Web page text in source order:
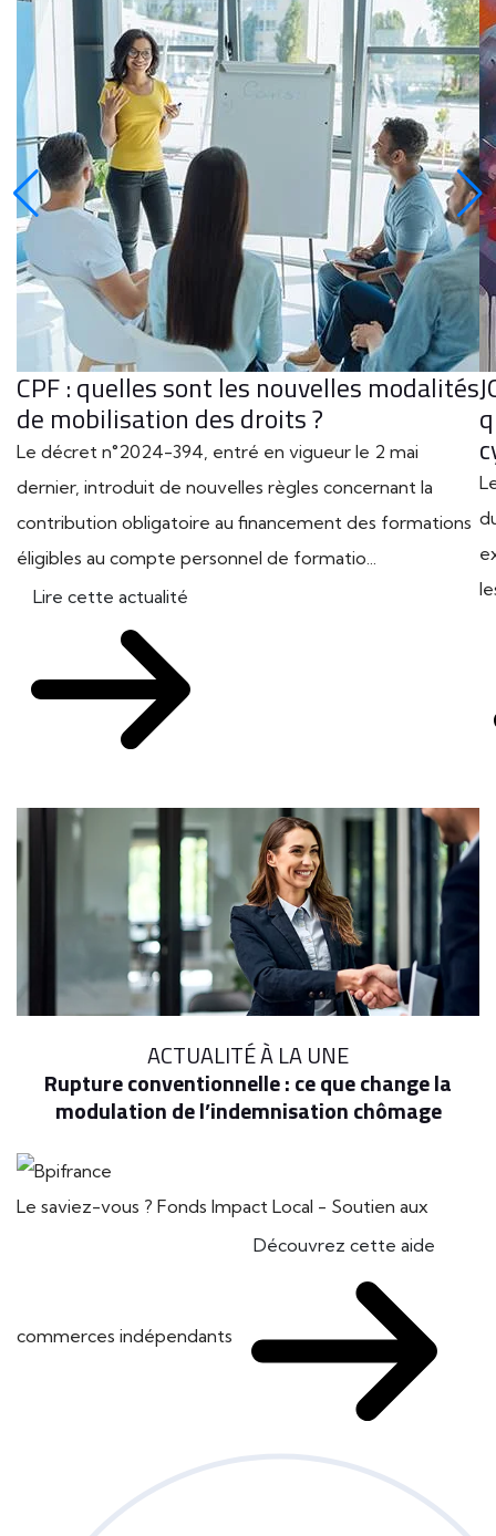
CPF : quelles sont les nouvelles modalités
de mobilisation des droits ?
Le décret n°2024-394, entré en vigueur le 2 mai
dernier, introduit de nouvelles règles concernant la
contribution obligatoire au financement des formations
éligibles au compte personnel de formatio...
Lire cette actualité
ACTUALITÉ À LA UNE
Rupture conventionnelle : ce que change la
modulation de l’indemnisation chômage
Le saviez-vous ? Fonds Impact Local - Soutien aux
commerces indépendants
Découvrez cette aide